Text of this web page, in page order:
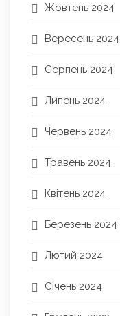
Жовтень 2024
Вересень 2024
Серпень 2024
Липень 2024
Червень 2024
Травень 2024
Квітень 2024
Березень 2024
Лютий 2024
Січень 2024